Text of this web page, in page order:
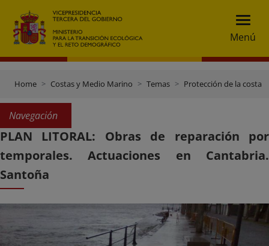
Menú
Home Costas y Medio Marino Temas Protección de la costa
Navegación
PLAN LITORAL: Obras de reparación por
temporales. Actuaciones en Cantabria.
Santoña